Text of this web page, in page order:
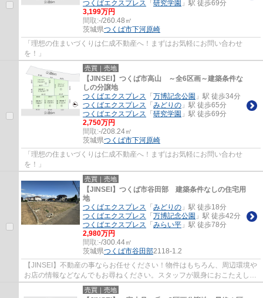
つくばエクスプレス 「 研究学園 」駅 徒歩69分
3,199万円
間取:-/260.48㎡
茨城県つくば市下河原崎
「理想の住まいづくりは仁成不動産へ！まずはお気軽にお問い合わせ
を！」
売買｜売地
【JINSEI】つくば市高山 ～全6区画～建築条件な
しの分譲地
つくばエクスプレス 「 万博記念公園 」駅 徒歩34分
つくばエクスプレス 「 みどりの 」駅 徒歩65分
つくばエクスプレス 「 研究学園 」駅 徒歩69分
2,750万円
間取:-/208.24㎡
茨城県つくば市下河原崎
「理想の住まいづくりは仁成不動産へ！まずはお気軽にお問い合わせ
を！」
売買｜売地
【JINSEI】つくば市谷田部 建築条件なしの住宅用
地
つくばエクスプレス 「 みどりの 」駅 徒歩18分
つくばエクスプレス 「 万博記念公園 」駅 徒歩42分
つくばエクスプレス 「 みらい平 」駅 徒歩78分
2,980万円
間取:-/300.44㎡
茨城県つくば市谷田部2118-1.2
【JINSEI】不動産の事ならお任せください！物件はもちろん、周辺環境や
お店の情報などなんでもお尋ねください。スタッフが親身におこたえしま
す！
売買｜売地